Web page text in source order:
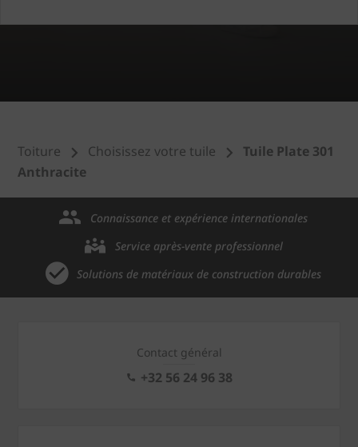
Toiture Choisissez votre tuile
Tuile Plate 301
Anthracite
Connaissance et expérience internationales
Service après-vente professionnel
Solutions de matériaux de construction durables
Contact général
+32 56 24 96 38